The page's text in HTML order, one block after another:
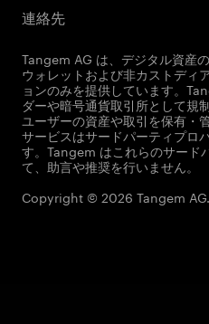
連絡先
Tangem AG は、デジタル資産
ウォレットおよび非カストディ
ョンのみを提供しています。
ダーや暗号通貨取引所として規
ユーザーの資産や取引を保有・
サービスはサードパーティプロ
す。Tangem はこれらのサード
て、助言や推奨を行いません。